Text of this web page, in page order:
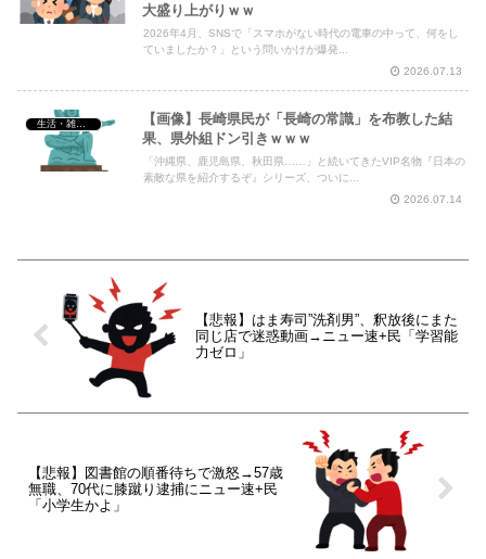
大盛り上がりｗｗ
2026年4月、SNSで「スマホがない時代の電車の中って、何をし
ていましたか？」という問いかけが爆発...
2026.07.13
生活・雑談・恋愛
【画像】長崎県民が「長崎の常識」を布教した結
果、県外組ドン引きｗｗｗ
「沖縄県、鹿児島県、秋田県……」と続いてきたVIP名物『日本の
素敵な県を紹介するぞ』シリーズ、ついに...
2026.07.14
【悲報】はま寿司”洗剤男”、釈放後にまた
同じ店で迷惑動画→ニュー速+民「学習能
力ゼロ」
【悲報】図書館の順番待ちで激怒→57歳
無職、70代に膝蹴り逮捕にニュー速+民
「小学生かよ」